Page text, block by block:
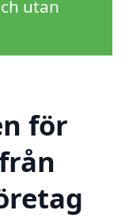
utan
för